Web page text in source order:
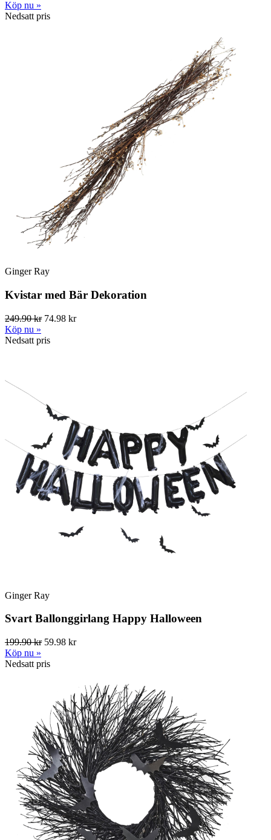
Köp nu »
Nedsatt pris
Ginger Ray
Kvistar med Bär Dekoration
249.90 kr74.98 kr
Köp nu »
Nedsatt pris
Ginger Ray
Svart Ballonggirlang Happy Halloween
199.90 kr59.98 kr
Köp nu »
Nedsatt pris